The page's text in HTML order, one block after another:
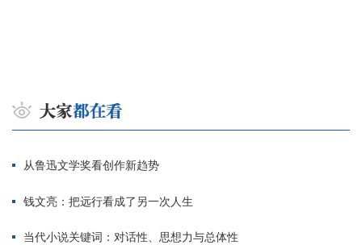
从鲁迅文学奖看创作新趋势
钱文亮：把远行看成了另一次人生
当代小说关键词：对话性、思想力与总体性